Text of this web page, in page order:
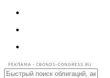
РЕКЛАМА • CBONDS-CONGRESS.RU